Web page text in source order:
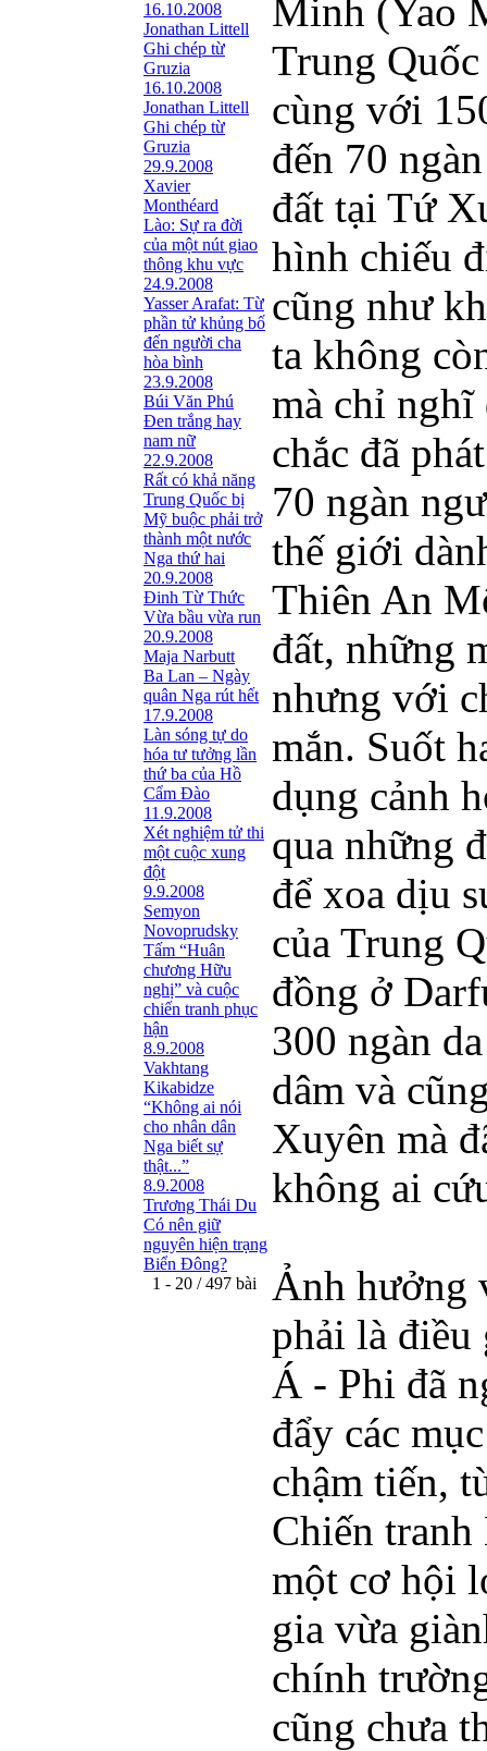
16.10.2008
Jonathan Littell
Ghi chép từ
Gruzia
16.10.2008
Jonathan Littell
Ghi chép từ
Gruzia
29.9.2008
Xavier
Monthéard
Lào: Sự ra đời
của một nút giao
thông khu vực
24.9.2008
Yasser Arafat: Từ
phần tử khủng bố
đến người cha
hòa bình
23.9.2008
Búi Văn Phú
Đen trắng hay
nam nữ
22.9.2008
Rất có khả năng
Trung Quốc bị
Mỹ buộc phải trở
thành một nước
Nga thứ hai
20.9.2008
Đinh Từ Thức
Vừa bầu vừa run
20.9.2008
Maja Narbutt
Ba Lan – Ngày
quân Nga rút hết
17.9.2008
Làn sóng tự do
hóa tư tưởng lần
thứ ba của Hồ
Cẩm Đào
11.9.2008
Xét nghiệm tử thi
một cuộc xung
đột
9.9.2008
Semyon
Novoprudsky
Tấm “Huân
chương Hữu
nghị” và cuộc
chiến tranh phục
hận
8.9.2008
Vakhtang
Kikabidze
“Không ai nói
cho nhân dân
Nga biết sự
thật...”
8.9.2008
Trương Thái Du
Có nên giữ
nguyên hiện trạng
Biển Đông?
1 - 20 / 497 bài
Minh (Yao
Trung
cùng với
đến 70
đất tại Tứ
hình chiếu
cũng như
ta không
mà chỉ
chắc đã
70 ngàn
thế giới
Thiên An
đất, những
nhưng với
mắn. Suốt
dụng cảnh
qua những
để xoa dịu
của Trung
đồng ở
300 ngàn
dâm và
Xuyên mà
không ai
Ảnh hưởng
phải là điều
Á - Phi đã
đẩy các
chậm tiến,
Chiến
một cơ hội
gia vừa
chính
cũng chưa